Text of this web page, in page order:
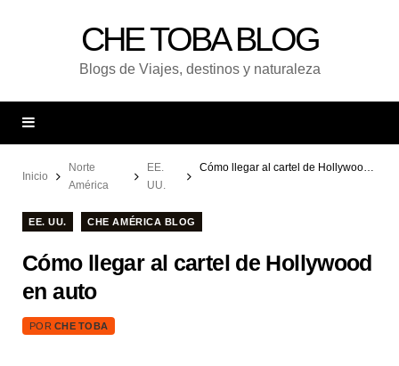
CHE TOBA BLOG
Blogs de Viajes, destinos y naturaleza
Inicio
Norte
América
EE.
UU.
Cómo llegar al cartel de Hollywood en auto
EE. UU. CHE AMÉRICA BLOG
Cómo llegar al cartel de Hollywood
en auto
POR CHE TOBA